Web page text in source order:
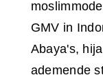
GMV in
Abaya's,
ademende